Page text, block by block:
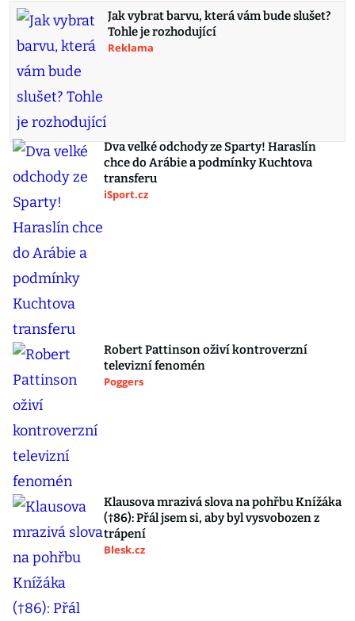
Jak vybrat barvu, která vám bude slušet?
Tohle je rozhodující
Reklama
Dva velké odchody ze Sparty! Haraslín
chce do Arábie a podmínky Kuchtova
transferu
iSport.cz
Robert Pattinson oživí kontroverzní
televizní fenomén
Poggers
Klausova mrazivá slova na pohřbu Knížáka
(†86): Přál jsem si, aby byl vysvobozen z
trápení
Blesk.cz